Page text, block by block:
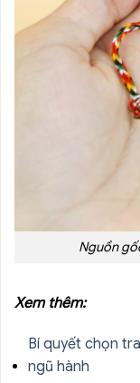
Nguồn
Xem thêm:
Bí quyết chọn
ngũ hành